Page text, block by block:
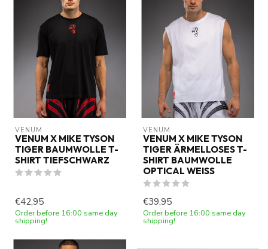
VENUM
VENUM X MIKE TYSON
TIGER BAUMWOLLE T-
SHIRT TIEFSCHWARZ
€42,95
Order before 16:00 same day
shipping!
VENUM
VENUM X MIKE TYSON
TIGER ÄRMELLOSES T-
SHIRT BAUMWOLLE
OPTICAL WEISS
€39,95
Order before 16:00 same day
shipping!